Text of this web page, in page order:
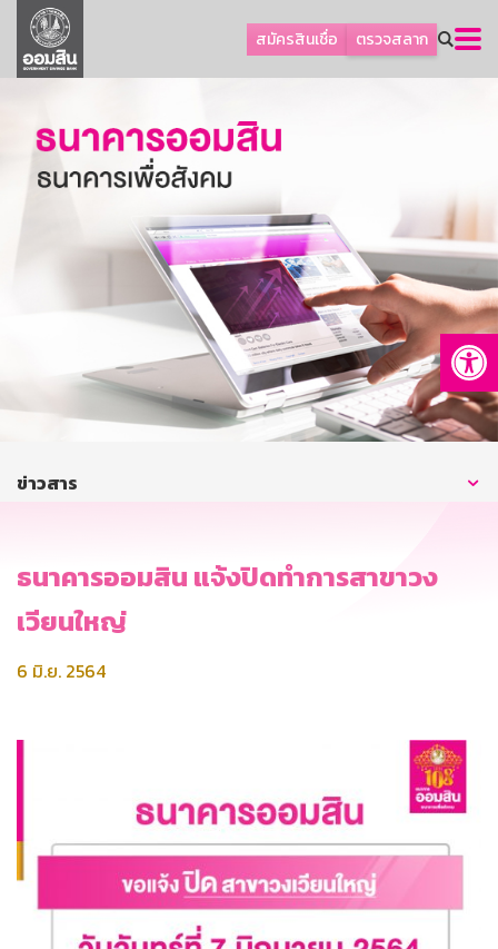
สมัครสินเชื่อ ตรวจสลาก
ลูกค้าธุรกิจ
ลูกค้าผู้ประกอบรายย่อย
ออมเพื่อสุข
เกี่ยวกับธนาคาร
การพัฒนาที่ยั่งยืน
บริการทางการเงิน
ติดต่อเรา
บริการออนไลน์
ข่าวสาร
ธนาคารออมสิน แจ้งปิดทำการสาขาวง
เวียนใหญ่
6 มิ.ย. 2564